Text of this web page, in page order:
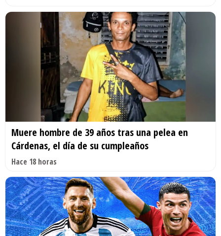
Muere hombre de 39 años tras una pelea en
Cárdenas, el día de su cumpleaños
Hace 18 horas